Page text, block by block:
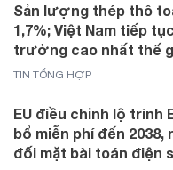
Sản lượng thép thô
1,7%; Việt Nam tiếp
trưởng cao nhất thế
TIN TỔNG HỢP
EU điều chỉnh lộ trình
bổ miễn phí đến
đối mặt bài toán điện